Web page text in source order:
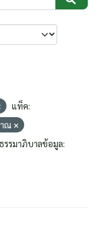
แท็ค:
ณ
รมาภิบาลข้อมูล: